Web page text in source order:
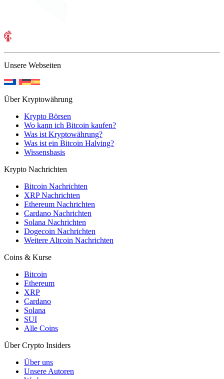
Unsere Webseiten
Über Kryptowährung
Krypto Börsen
Wo kann ich Bitcoin kaufen?
Was ist Kryptowährung?
Was ist ein Bitcoin Halving?
Wissensbasis
Krypto Nachrichten
Bitcoin Nachrichten
XRP Nachrichten
Ethereum Nachrichten
Cardano Nachrichten
Solana Nachrichten
Dogecoin Nachrichten
Weitere Altcoin Nachrichten
Coins & Kurse
Bitcoin
Ethereum
XRP
Cardano
Solana
SUI
Alle Coins
Über Crypto Insiders
Über uns
Unsere Autoren